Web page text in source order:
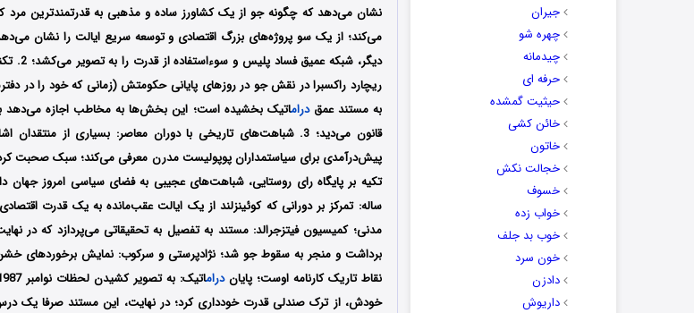
جیران
چهره شو
چیدمانه
حرفه ای
حیثیت گمشده
خائن کشی
خاتون
خجالت نکش
خسوف
خواب زده
خوب بد جلف
خون سرد
دادزن
داریوش
نشان می‌دهد که چگونه جو از یک کشاورز ساده و مذهبی به قدرتمندترین مرد
می‌کند؛ از یک سو پروژه‌های بزرگ اقتصادی و توسعه سریع ایالت را نشان
دیگر،
ریچارد راکسبرا در نقش جو در روزهای پایانی حکومتش (زمانی که خود را در
به مستند عمقدراماتیک بخشیده است؛ این بخش‌ها به مخاطب اجازه می‌دهد به
قانون می‌دید؛ 3. شباهت‌های تاریخی با دوران معاصر: بسیاری از
پیش‌درآمدی برای سیاستمداران پوپولیست مدرن معرفی می‌کند؛ سبک صحبت کردن
ساله: تمرکز بر دورانی که کوئینزلند از یک ایالت عقب‌مانده به یک قدرت
مدنی؛ کمیسیون فیتزجرالد: مستند به تفصیل به تحقیقاتی می‌پردازد که در
برداشت و منجر به سقوط جو شد؛ نژادپرستی و سرکوب: نمایش برخوردهای خشن
نقاط تاریک کارنامه اوست؛ پایاندرام
خودش، از ترک صندلی قدرت خودداری کرد؛ در نهایت، این مستند صرفا یک